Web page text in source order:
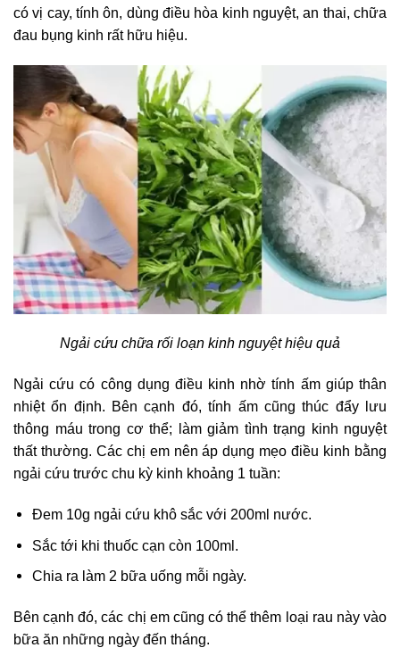
có vị cay, tính ôn, dùng điều hòa kinh nguyệt, an thai, chữa
đau bụng kinh rất hữu hiệu.
Ngải cứu chữa rối loạn kinh nguyệt hiệu quả
Ngải cứu có công dụng điều kinh nhờ tính ấm giúp thân
nhiệt ổn định. Bên cạnh đó, tính ấm cũng thúc đẩy lưu
thông máu trong cơ thể; làm giảm tình trạng kinh nguyệt
thất thường. Các chị em nên áp dụng mẹo điều kinh bằng
ngải cứu trước chu kỳ kinh khoảng 1 tuần:
Đem 10g ngải cứu khô sắc với 200ml nước.
Sắc tới khi thuốc cạn còn 100ml.
Chia ra làm 2 bữa uống mỗi ngày.
Bên cạnh đó, các chị em cũng có thể thêm loại rau này vào
bữa ăn những ngày đến tháng.